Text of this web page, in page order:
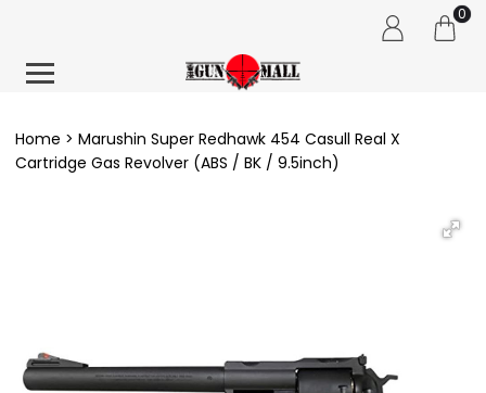
0
Home
Marushin Super Redhawk 454 Casull Real X
Cartridge Gas Revolver (ABS / BK / 9.5inch)